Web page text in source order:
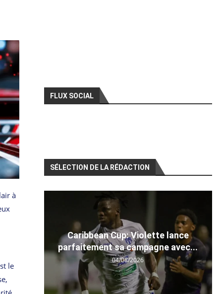
à
le
FLUX SOCIAL
SÉLECTION DE LA RÉDACTION
Caribbean Cup: Violette lance
parfaitement sa campagne avec...
04/08/2026